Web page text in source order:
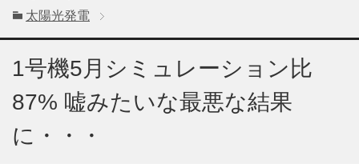
太陽光発電
1号機5月シミュレーション比
87% 嘘みたいな最悪な結果
に・・・